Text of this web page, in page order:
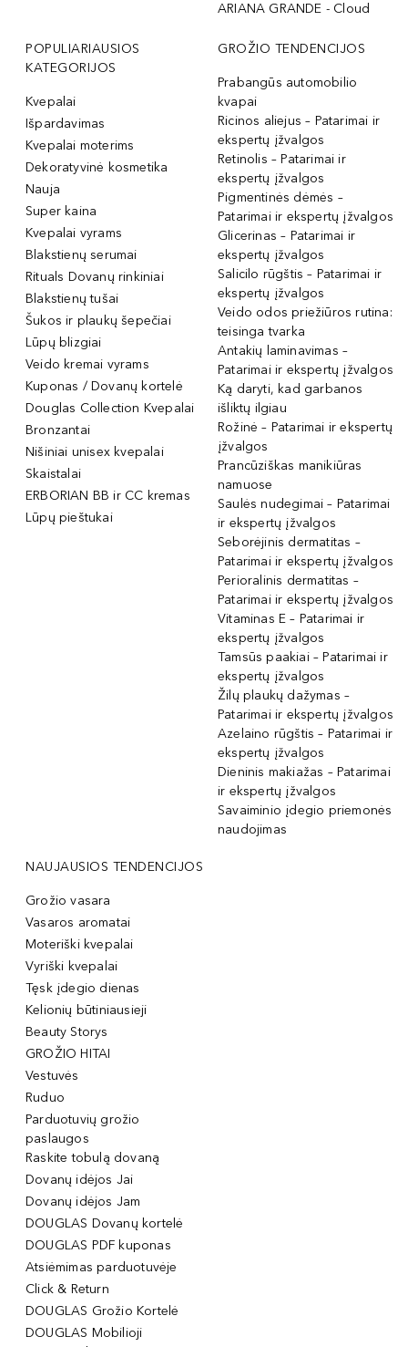
ARIANA GRANDE - Cloud
POPULIARIAUSIOS
KATEGORIJOS
Kvepalai
Išpardavimas
Kvepalai moterims
Dekoratyvinė kosmetika
Nauja
Super kaina
Kvepalai vyrams
Blakstienų serumai
Rituals Dovanų rinkiniai
Blakstienų tušai
Šukos ir plaukų šepečiai
Lūpų blizgiai
Veido kremai vyrams
Kuponas / Dovanų kortelė
Douglas Collection Kvepalai
Bronzantai
Nišiniai unisex kvepalai
Skaistalai
ERBORIAN BB ir CC kremas
Lūpų pieštukai
GROŽIO TENDENCIJOS
Prabangūs automobilio
kvapai
Ricinos aliejus – Patarimai ir
ekspertų įžvalgos
Retinolis – Patarimai ir
ekspertų įžvalgos
Pigmentinės dėmės –
Patarimai ir ekspertų įžvalgos
Glicerinas – Patarimai ir
ekspertų įžvalgos
Salicilo rūgštis – Patarimai ir
ekspertų įžvalgos
Veido odos priežiūros rutina:
teisinga tvarka
Antakių laminavimas –
Patarimai ir ekspertų įžvalgos
Ką daryti, kad garbanos
išliktų ilgiau
Rožinė – Patarimai ir ekspertų
įžvalgos
Prancūziškas manikiūras
namuose
Saulės nudegimai – Patarimai
ir ekspertų įžvalgos
Seborėjinis dermatitas –
Patarimai ir ekspertų įžvalgos
Perioralinis dermatitas –
Patarimai ir ekspertų įžvalgos
Vitaminas E – Patarimai ir
ekspertų įžvalgos
Tamsūs paakiai – Patarimai ir
ekspertų įžvalgos
Žilų plaukų dažymas –
Patarimai ir ekspertų įžvalgos
Azelaino rūgštis – Patarimai ir
ekspertų įžvalgos
Dieninis makiažas – Patarimai
ir ekspertų įžvalgos
Savaiminio įdegio priemonės
naudojimas
NAUJAUSIOS TENDENCIJOS
Grožio vasara
Vasaros aromatai
Moteriški kvepalai
Vyriški kvepalai
Tęsk įdegio dienas
Kelionių būtiniausieji
Beauty Storys
GROŽIO HITAI
Vestuvės
Ruduo
Parduotuvių grožio
paslaugos
Raskite tobulą dovaną
Dovanų idėjos Jai
Dovanų idėjos Jam
DOUGLAS Dovanų kortelė
DOUGLAS PDF kuponas
Atsiėmimas parduotuvėje
Click & Return
DOUGLAS Grožio Kortelė
DOUGLAS Mobilioji